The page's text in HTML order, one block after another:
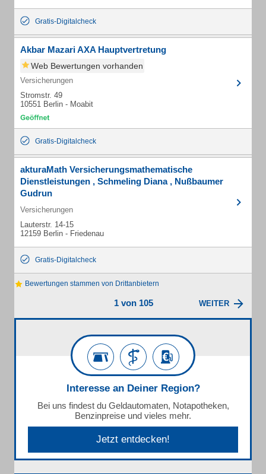
Gratis-Digitalcheck
Akbar Mazari AXA Hauptvertretung
Web Bewertungen vorhanden
Versicherungen
Stromstr. 49
10551 Berlin - Moabit
Gratis-Digitalcheck
akturaMath Versicherungsmathematische
Dienstleistungen , Schmeling Diana , Nußbaumer
Gudrun
Versicherungen
Lauterstr. 14-15
12159 Berlin - Friedenau
Gratis-Digitalcheck
Bewertungen stammen von Drittanbietern
1 von 105 WEITER
Interesse an Deiner Region?
Bei uns findest du Geldautomaten, Notapotheken,
Benzinpreise und vieles mehr.
Jetzt entdecken!